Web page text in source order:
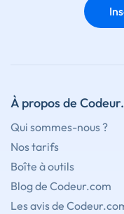
À propos de
Qui sommes-nous ?
Nos tarifs
Boîte à outils
Blog de Codeur.com
Les avis de